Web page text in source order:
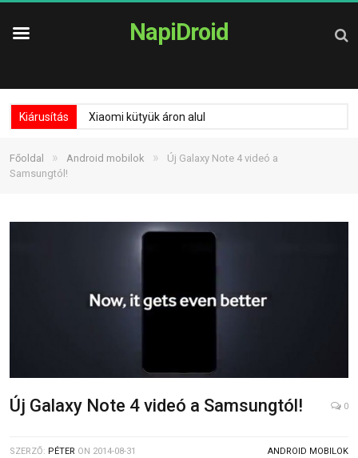
NapiDroid
Kiárusítás Xiaomi kütyük áron alul
Főoldal » Android mobilok »
Új Galaxy Note 4 videó a
Samsungtól!
Új Galaxy Note 4 videó a Samsungtól! 0
SZERZŐ: PÉTER ON 2014-08-31 ANDROID MOBILOK